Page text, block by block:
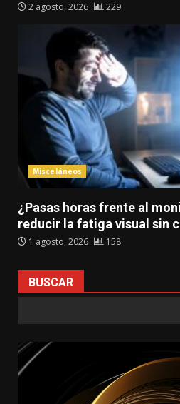
2 agosto, 2026 229
Misceláneos
¿Pasas horas frente al
reducir la fatiga visual sin
1 agosto, 2026 158
BUSCAR